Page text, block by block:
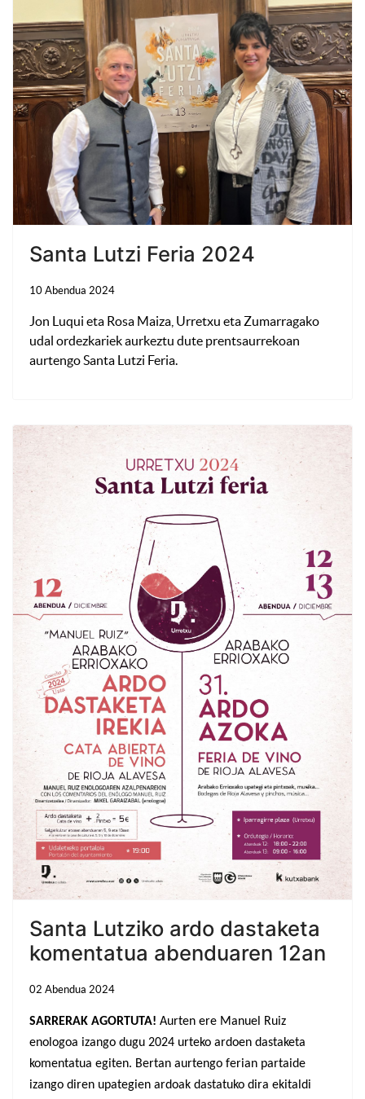
Santa Lutzi Feria 2024
10 Abendua 2024
Jon Luqui eta Rosa Maiza, Urretxu eta Zumarragako
udal ordezkariek aurkeztu dute prentsaurrekoan
aurtengo Santa Lutzi Feria.
Santa Lutziko ardo dastaketa
komentatua abenduaren 12an
02 Abendua 2024
SARRERAK AGORTUTA! Aurten ere Manuel Ruiz
enologoa izango dugu 2024 urteko ardoen dastaketa
komentatua egiten. Bertan aurtengo ferian partaide
izango diren upategien ardoak dastatuko dira ekitaldi